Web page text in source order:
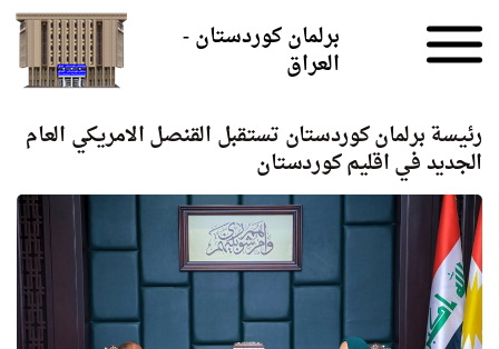
برلمان كوردستان -
العراق
رئيسة برلمان كوردستان تستقبل القنصل الامريكي العام
الجديد في اقليم كوردستان